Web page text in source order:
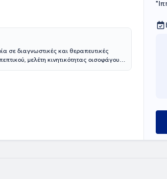
σε διαγνωστικές και θεραπευτικές
μελέτη κινητικότητας οισοφάγου